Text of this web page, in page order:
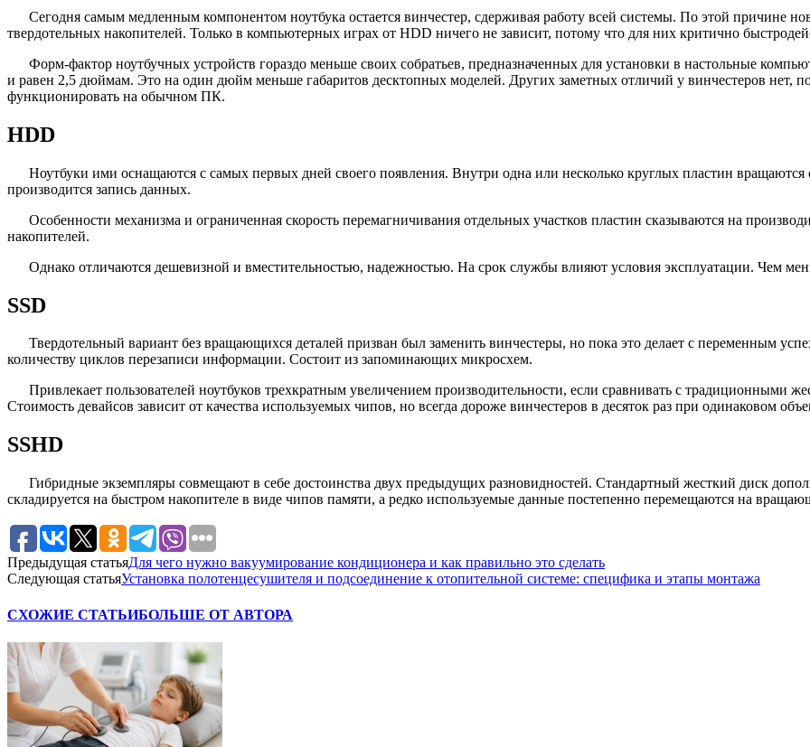
Сегодня самым медленным компонентом ноутбука остается винчестер, сдерживая работу всей системы. По этой причине
твердотельных накопителей. Только в компьютерных играх от HDD ничего не зависит, потому что для них критично
Форм-фактор ноутбучных устройств гораздо меньше своих собратьев, предназначенных для установки в настольные
и равен 2,5 дюймам. Это на один дюйм меньше габаритов десктопных моделей. Других заметных отличий у винчестеров нет,
функционировать на обычном ПК.
HDD
Ноутбуки ими оснащаются с самых первых дней своего появления. Внутри одна или несколько круглых пластин
производится запись данных.
Особенности механизма и ограниченная скорость перемагничивания отдельных участков пластин сказываются на
накопителей.
Однако отличаются дешевизной и вместительностью, надежностью. На срок службы влияют условия эксплуатации. Чем
SSD
Твердотельный вариант без вращающихся деталей призван был заменить винчестеры, но пока это делает с переменным
количеству циклов перезаписи информации. Состоит из запоминающих микросхем.
Привлекает пользователей ноутбуков трехкратным увеличением производительности, если сравнивать с традиционными
Стоимость девайсов зависит от качества используемых чипов, но всегда дороже винчестеров в десяток раз при одинаковом
SSHD
Гибридные экземпляры совмещают в себе достоинства двух предыдущих разновидностей. Стандартный жесткий диск
складируется на быстром накопителе в виде чипов памяти, а редко используемые данные постепенно перемещаются на
Предыдущая статьяДля чего нужно вакуумирование кондиционера и как правильно это сделать
Следующая статьяУстановка полотенцесушителя и подсоединение к отопительной системе: специфика и этапы монтажа
СХОЖИЕ СТАТЬИБОЛЬШЕ ОТ АВТОРА